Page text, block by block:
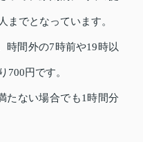
までとなっています。
時間外の7時前や19時以
700円です。
たない場合でも1時間分